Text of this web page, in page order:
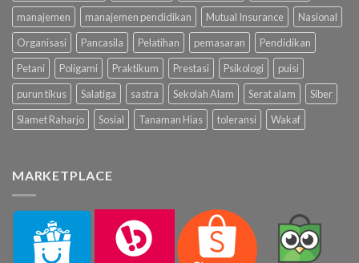
manajemen
manajemen pendidikan Mutual Insurance
Nasional
Organisasi
Pancasila Pelatihan pemasaran
Pendidikan
Petani
Poligami Praktikum Prestasi Psikologi
puisi
purun tikus
Salatiga sastra Sekolah Alam Serat alam
Siber
Slamet Raharjo
Sosial Tanaman Hias toleransi Wakaf
MARKETPLACE